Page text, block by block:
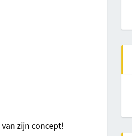
zijn concept!